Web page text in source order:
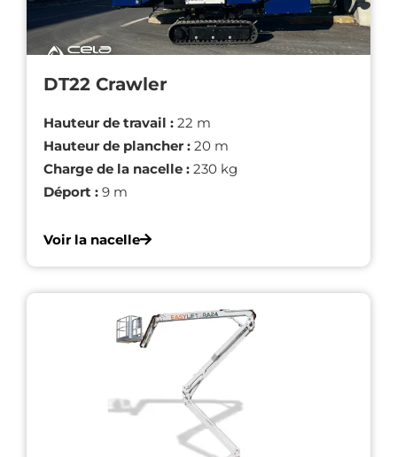
DT22 Crawler
Hauteur de travail : 22 m
Hauteur de plancher : 20 m
Charge de la nacelle : 230 kg
Déport : 9 m
Voir la nacelle